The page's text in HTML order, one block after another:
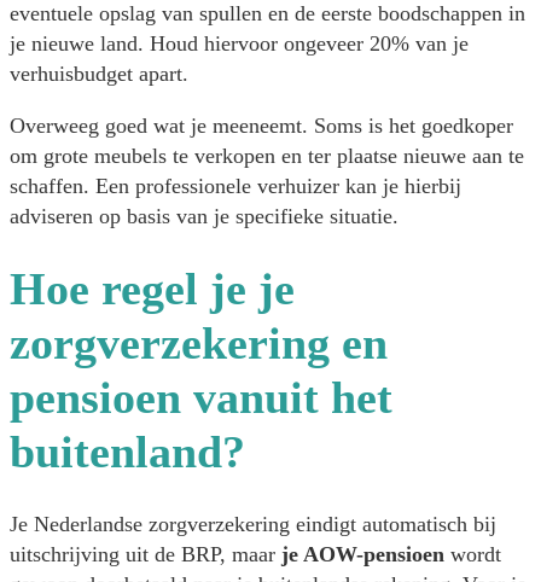
eventuele opslag van spullen en de eerste boodschappen in
je nieuwe land. Houd hiervoor ongeveer 20% van je
verhuisbudget apart.
Overweeg goed wat je meeneemt. Soms is het goedkoper
om grote meubels te verkopen en ter plaatse nieuwe aan te
schaffen. Een professionele verhuizer kan je hierbij
adviseren op basis van je specifieke situatie.
Hoe regel je je
zorgverzekering en
pensioen vanuit het
buitenland?
Je Nederlandse zorgverzekering eindigt automatisch bij
uitschrijving uit de BRP, maar je AOW-pensioen wordt